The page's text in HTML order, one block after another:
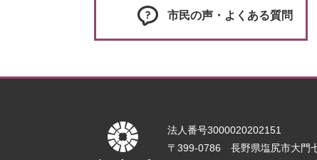
市民の声・よくある質問
法人番号3000020202151
〒399-0786 長野県塩尻市大門